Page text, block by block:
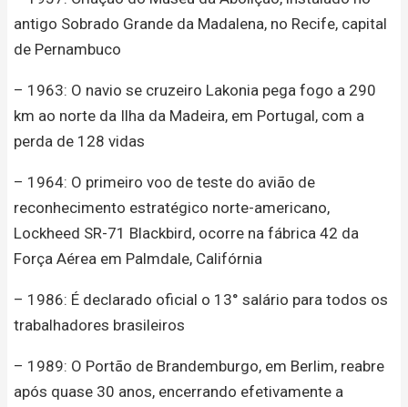
antigo Sobrado Grande da Madalena, no Recife, capital
de Pernambuco
– 1963: O navio se cruzeiro Lakonia pega fogo a 290
km ao norte da Ilha da Madeira, em Portugal, com a
perda de 128 vidas
– 1964: O primeiro voo de teste do avião de
reconhecimento estratégico norte-americano,
Lockheed SR-71 Blackbird, ocorre na fábrica 42 da
Força Aérea em Palmdale, Califórnia
– 1986: É declarado oficial o 13° salário para todos os
trabalhadores brasileiros
– 1989: O Portão de Brandemburgo, em Berlim, reabre
após quase 30 anos, encerrando efetivamente a